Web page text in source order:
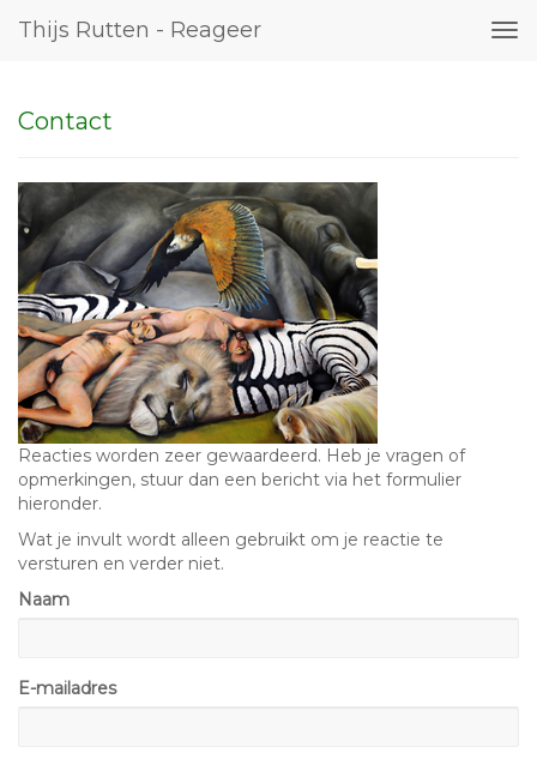
Thijs Rutten - Reageer
Contact
Reacties worden zeer gewaardeerd. Heb je vragen of
opmerkingen, stuur dan een bericht via het formulier
hieronder.
Wat je invult wordt alleen gebruikt om je reactie te
versturen en verder niet.
Naam
E-mailadres